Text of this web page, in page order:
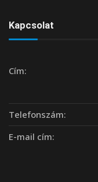
Kapcsolat
Cím:
Telefonszám:
E-mail cím: